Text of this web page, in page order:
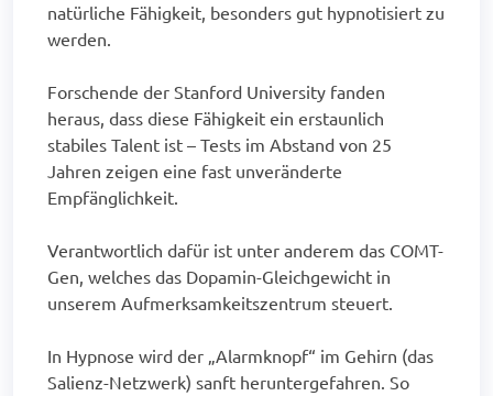
natürliche Fähigkeit, besonders gut hypnotisiert zu
werden.
Forschende der Stanford University fanden
heraus, dass diese Fähigkeit ein erstaunlich
stabiles Talent ist – Tests im Abstand von 25
Jahren zeigen eine fast unveränderte
Empfänglichkeit.
Verantwortlich dafür ist unter anderem das COMT-
Gen, welches das Dopamin-Gleichgewicht in
unserem Aufmerksamkeitszentrum steuert.
In Hypnose wird der „Alarmknopf“ im Gehirn (das
Salienz-Netzwerk) sanft heruntergefahren. So